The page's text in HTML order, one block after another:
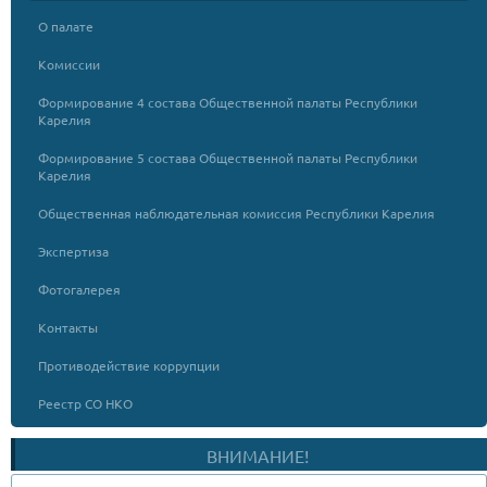
О палате
Комиссии
Формирование 4 состава Общественной палаты Республики
Карелия
Формирование 5 состава Общественной палаты Республики
Карелия
Общественная наблюдательная комиссия Республики Карелия
Экспертиза
Фотогалерея
Контакты
Противодействие коррупции
Реестр СО НКО
ВНИМАНИЕ!